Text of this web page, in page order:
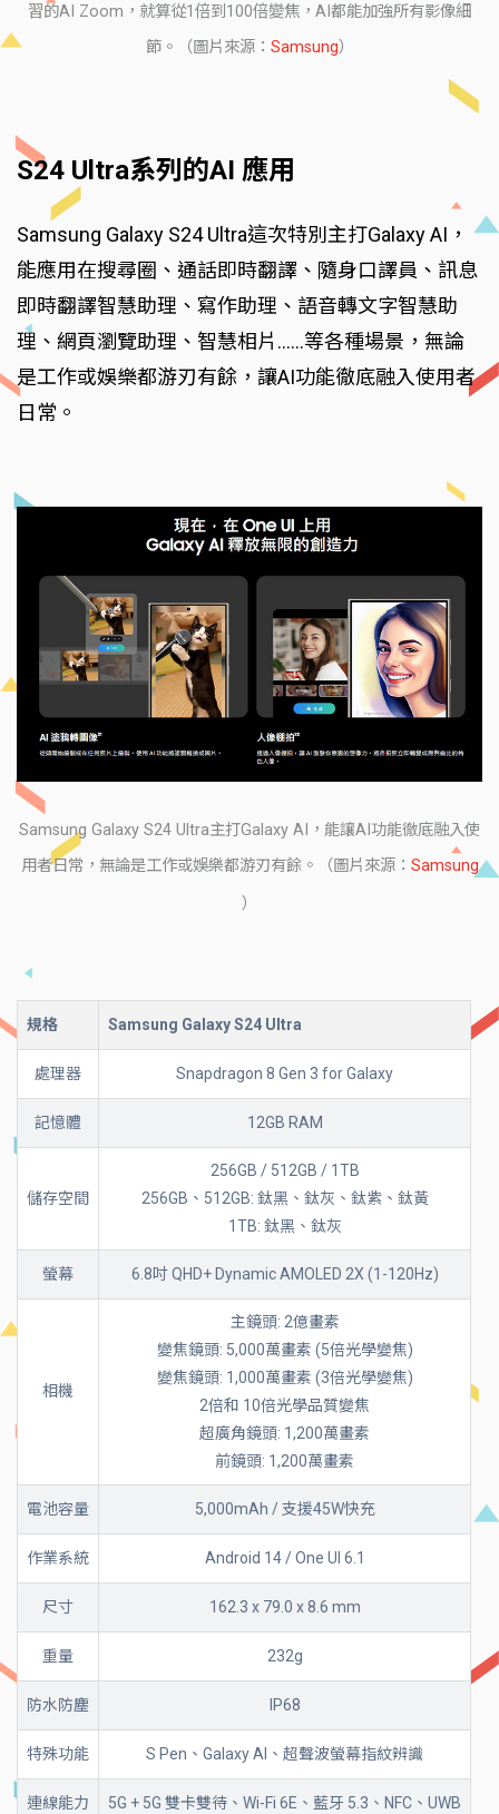
習的AI Zoom，就算從1倍到100倍變焦，AI都能加強所有影像細
節。（圖片來源： Samsung）
S24 Ultra系列的AI 應用
Samsung Galaxy S24 Ultra這次特別主打Galaxy AI，
能應用在搜尋圈、通話即時翻譯、隨身口譯員、訊息
即時翻譯智慧助理、寫作助理、語音轉文字智慧助
理、網頁瀏覽助理、智慧相片......等各種場景，無論
是工作或娛樂都游刃有餘，讓AI功能徹底融入使用者
日常。
Samsung Galaxy S24 Ultra主打Galaxy AI，能讓AI功能徹底融入使
用者日常，無論是工作或娛樂都游刃有餘。（圖片來源： Samsung
）
規格 Samsung Galaxy S24 Ultra
處理器 Snapdragon 8 Gen 3 for Galaxy
記憶體 12GB RAM
儲存空間
256GB / 512GB / 1TB
256GB、512GB: 鈦黑、鈦灰、鈦紫、鈦黃
1TB: 鈦黑、鈦灰
螢幕 6.8吋 QHD+ Dynamic AMOLED 2X (1-120Hz)
相機
主鏡頭: 2億畫素
變焦鏡頭: 5,000萬畫素 (5倍光學變焦)
變焦鏡頭: 1,000萬畫素 (3倍光學變焦)
2倍和 10倍光學品質變焦
超廣角鏡頭: 1,200萬畫素
前鏡頭: 1,200萬畫素
電池容量 5,000mAh / 支援45W快充
作業系統 Android 14 / One UI 6.1
尺寸 162.3 x 79.0 x 8.6 mm
重量 232g
防水防塵 IP68
特殊功能 S Pen、Galaxy AI、超聲波螢幕指紋辨識
連線能力 5G + 5G 雙卡雙待、Wi-Fi 6E、藍牙 5.3、NFC、UWB